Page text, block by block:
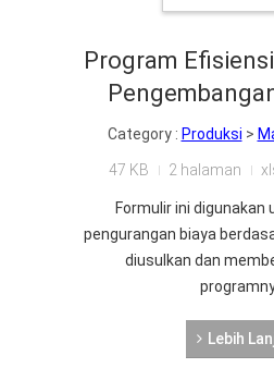
Program
Category : Produksi >
47 KB 2 halaman
Formulir ini digunakan
pengurangan biaya
diusulkan dan
Lebih